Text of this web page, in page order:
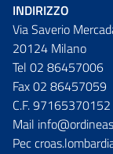
INDIRIZZO
Via Saverio
20124 Milano
Tel 02 86457006
Fax 02 86457059
C.F. 97165370152
Mail
Pec